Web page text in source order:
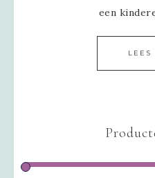
een
LEES